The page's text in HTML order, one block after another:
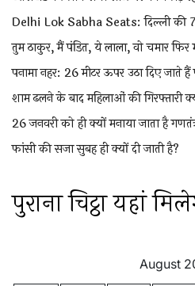
Delhi Lok Sabha Seats: दिल्ली की 7
तुम ठाकुर, मैं पंडित, ये लाला, वो चमार फिर
पनामा नहर: 26 मीटर ऊपर उठा दिए जाते
शाम ढलने के बाद महिलाओं की गिरफ्तारी
26 जनवरी को ही क्यों मनाया जाता है
फांसी की सजा सुबह ही क्यों दी जाती है?
पुराना चिट्ठा यहां
August